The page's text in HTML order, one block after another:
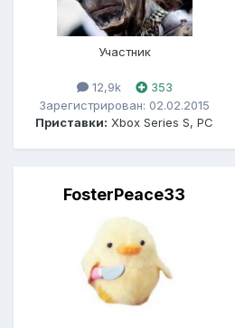
Участник
12,9k
353
Зарегистрирован: 02.02.2015
Приставки: Xbox Series S, PC
FosterPeace33